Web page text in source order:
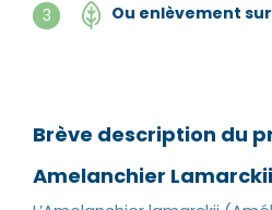
3 Ou enlèvement
Brève description du
Amelanchier Lamarckii